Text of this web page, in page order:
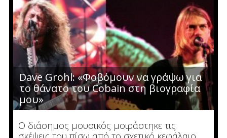
Dave Grohl: «Φοβόμουν να γράψω για
το θάνατο του Cobain στη βιογραφία
μου»
Ο διάσημος μουσικός μοιράστηκε τις